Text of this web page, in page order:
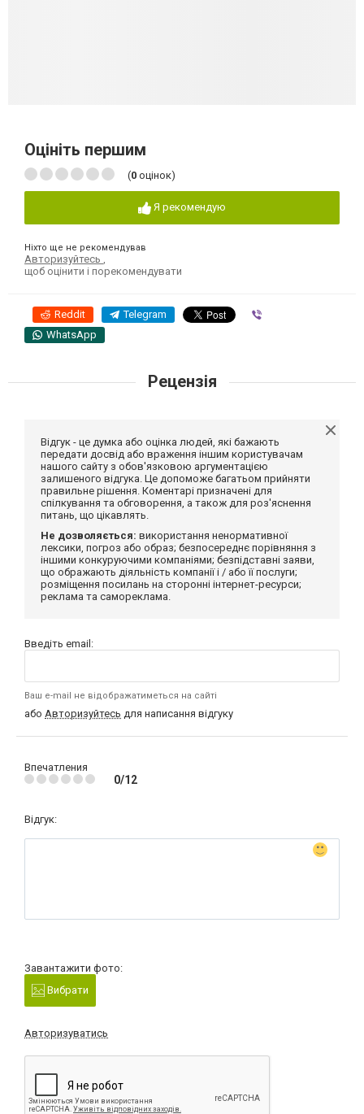
Оцініть першим
(0 оцінок)
Я рекомендую
Ніхто ще не рекомендував
Авторизуйтесь
щоб оцінити і порекомендувати
Reddit Telegram
WhatsApp
Рецензія
Відгук - це думка або оцінка людей, які бажають
передати досвід або враження іншим користувачам
нашого сайту з обов'язковою аргументацією
залишеного відгука. Це допоможе багатьом прийняти
правильне рішення. Коментарі призначені для
спілкування та обговорення, а також для роз'яснення
питань, що цікавлять.
Не дозволяється: використання ненормативної
лексики, погроз або образ; безпосереднє порівняння з
іншими конкуруючими компаніями; безпідставні заяви,
що ображають діяльність компанії і / або її послуги;
розміщення посилань на сторонні інтернет-ресурси;
реклама та самореклама.
Введіть email:
Ваш e-mail не відображатиметься на сайті
або Авторизуйтесь для написання відгуку
Впечатления
0/12
Відгук:
Завантажити фото:
Вибрати
Авторизуватись